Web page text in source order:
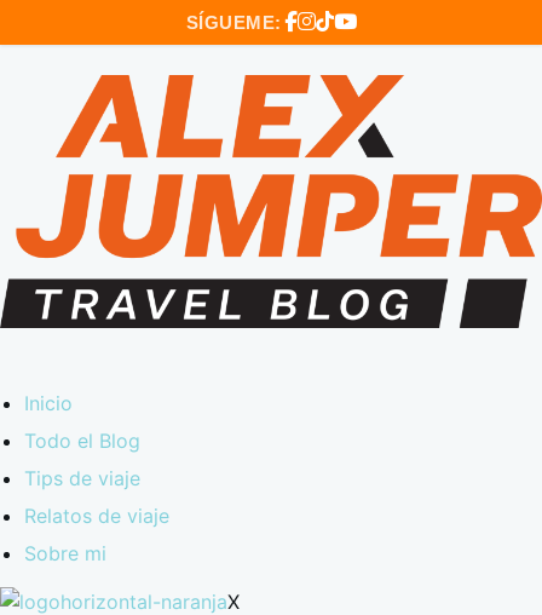
SÍGUEME:
Inicio
Todo el Blog
Tips de viaje
Relatos de viaje
Sobre mi
X